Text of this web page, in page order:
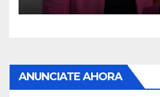
ANUNCIATE AHORA